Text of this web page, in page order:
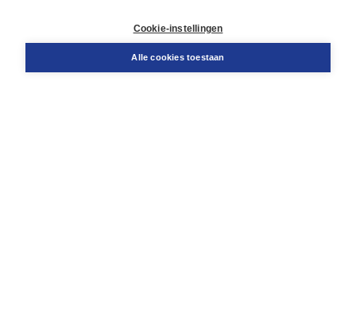
Cookie-instellingen
Alle cookies toestaan